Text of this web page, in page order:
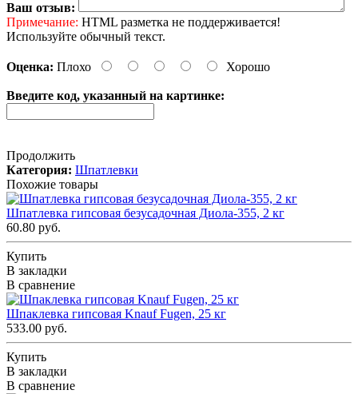
Ваш отзыв:
Примечание: HTML разметка не поддерживается!
Используйте обычный текст.
Оценка: Плохо Хорошо
Введите код, указанный на картинке:
Продолжить
Категория: Шпатлевки
Похожие товары
Шпатлевка гипсовая безусадочная Диола-355, 2 кг
60.80 руб.
Купить
В закладки
В сравнение
Шпаклевка гипсовая Knauf Fugen, 25 кг
533.00 руб.
Купить
В закладки
В сравнение